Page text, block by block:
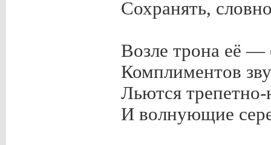
Сохранять,
Возле трона её —
Комплиментов
Льются
И волнующие